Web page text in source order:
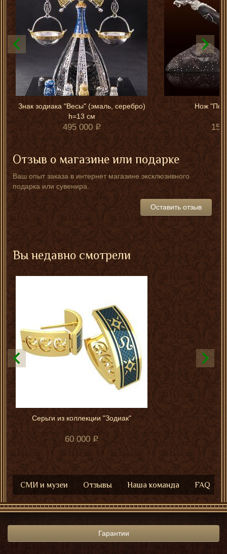
Знак зодиака "Весы" (эмаль, серебро)
h=13 см
495 000
Нож
Отзыв о магазине или подарке
Ваш опыт заказа в интернет магазине эксклюзивного
подарка или сувенира.
Оставить отзыв
Вы недавно смотрели
Серьги из коллекции "Зодиак"
60 000
СМИ и музеи Отзывы Наша команда FAQ
Гарантии